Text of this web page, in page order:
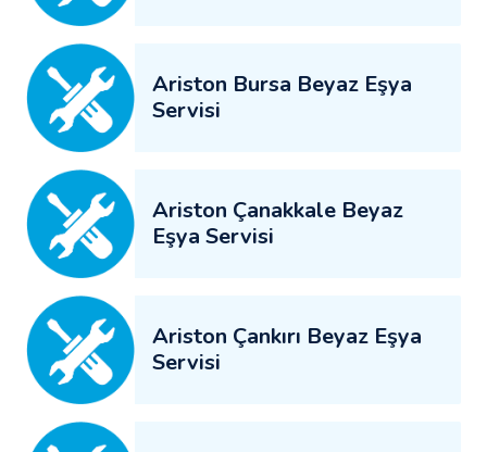
Ariston Bursa Beyaz Eşya
Servisi
Ariston Çanakkale Beyaz
Eşya Servisi
Ariston Çankırı Beyaz Eşya
Servisi